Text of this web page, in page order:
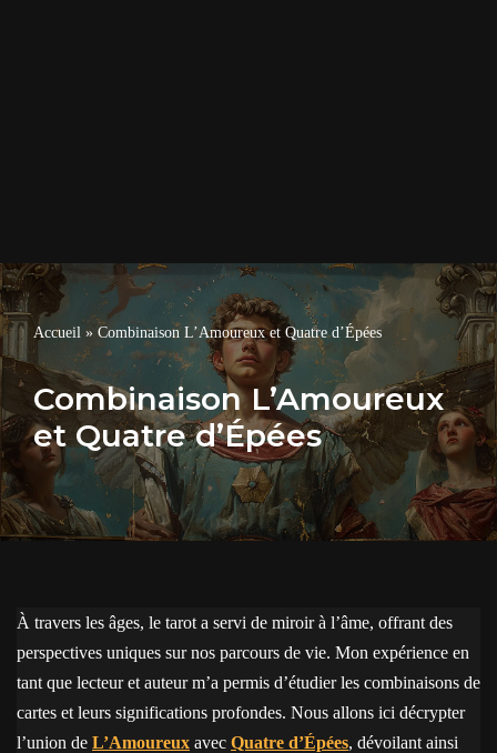
Accueil » Combinaison L’Amoureux et Quatre d’Épées
Combinaison L’Amoureux
et Quatre d’Épées
À travers les âges, le tarot a servi de miroir à l’âme, offrant des
perspectives uniques sur nos parcours de vie. Mon expérience en
tant que lecteur et auteur m’a permis d’étudier les combinaisons de
cartes et leurs significations profondes. Nous allons ici décrypter
l’union de L’Amoureux avec Quatre d’Épées, dévoilant ainsi